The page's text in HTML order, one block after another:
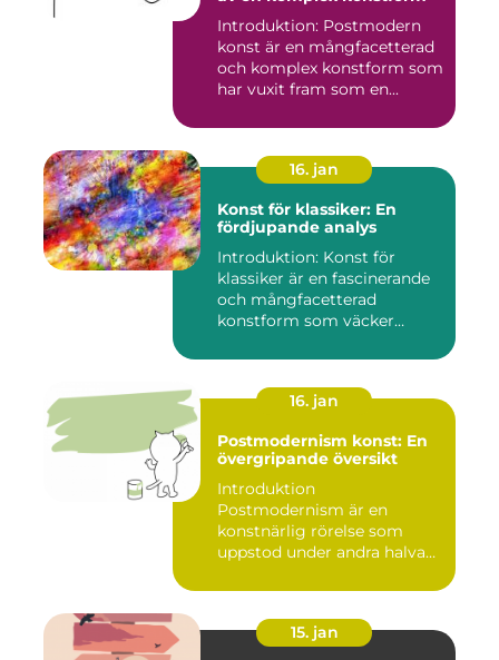
Introduktion: Postmodern
konst är en mångfacetterad
och komplex konstform som
har vuxit fram som en...
16. jan
Konst för klassiker: En
fördjupande analys
Introduktion: Konst för
klassiker är en fascinerande
och mångfacetterad
konstform som väcker
16. jan
Postmodernism konst: En
övergripande översikt
Introduktion
Postmodernism är en
konstnärlig rörelse som
uppstod under andra halvan
15. jan